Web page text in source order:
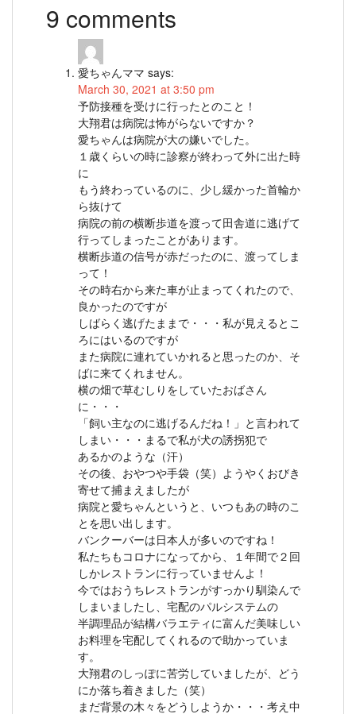
9 comments
愛ちゃんママ says:
March 30, 2021 at 3:50 pm
予防接種を受けに行ったとのこと！
大翔君は病院は怖がらないですか？
愛ちゃんは病院が大の嫌いでした。
１歳くらいの時に診察が終わって外に出た時
に
もう終わっているのに、少し緩かった首輪か
ら抜けて
病院の前の横断歩道を渡って田舎道に逃げて
行ってしまったことがあります。
横断歩道の信号が赤だったのに、渡ってしま
って！
その時右から来た車が止まってくれたので、
良かったのですが
しばらく逃げたままで・・・私が見えるとこ
ろにはいるのですが
また病院に連れていかれると思ったのか、そ
ばに来てくれません。
横の畑で草むしりをしていたおばさん
に・・・
「飼い主なのに逃げるんだね！」と言われて
しまい・・・まるで私が犬の誘拐犯で
あるかのような（汗）
その後、おやつや手袋（笑）ようやくおびき
寄せて捕まえましたが
病院と愛ちゃんというと、いつもあの時のこ
とを思い出します。
バンクーバーは日本人が多いのですね！
私たちもコロナになってから、１年間で２回
しかレストランに行っていませんよ！
今ではおうちレストランがすっかり馴染んで
しまいましたし、宅配のパルシステムの
半調理品が結構バラエティに富んだ美味しい
お料理を宅配してくれるので助かっていま
す。
大翔君のしっぽに苦労していましたが、どう
にか落ち着きました（笑）
まだ背景の木々をどうしようか・・・考え中